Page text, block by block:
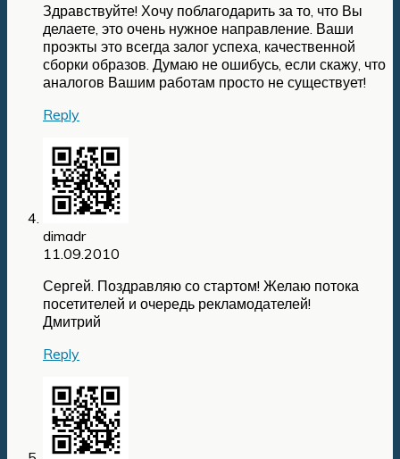
Здравствуйте! Хочу поблагодарить за то, что Вы
делаете, это очень нужное направление. Ваши
проэкты это всегда залог успеха, качественной
сборки образов. Думаю не ошибусь, если скажу, что
аналогов Вашим работам просто не существует!
Reply
dimadr
11.09.2010
Сергей. Поздравляю со стартом! Желаю потока
посетителей и очередь рекламодателей!
Дмитрий
Reply